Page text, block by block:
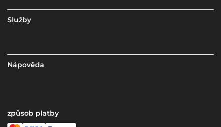
Služby
Nápověda
způsob platby